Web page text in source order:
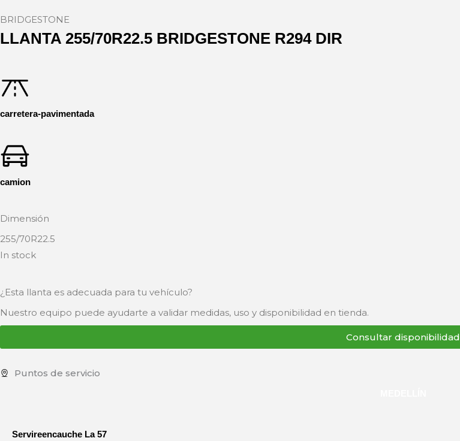
BRIDGESTONE
LLANTA 255/70R22.5 BRIDGESTONE R294 DIR
carretera-pavimentada
camion
Dimensión
255/70R22.5
In stock
¿Esta llanta es adecuada para tu vehículo?
Nuestro equipo puede ayudarte a validar medidas, uso y disponibilidad en tienda.
Consultar disponibilidad
Puntos de servicio
Servireencauche La 57